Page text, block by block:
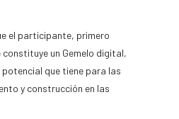
el participante, primero
un Gemelo digital,
potencial que tiene para las
y construcción en las